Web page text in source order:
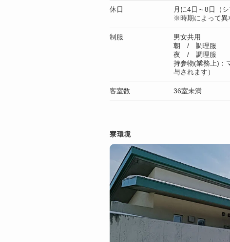
休日
月に4日～8日（シ
※時期によって異
制服
男女共用
朝 / 調理服
夜 / 調理服
持参物(業務上)：
与されます）
客室数 36室未満
寮環境